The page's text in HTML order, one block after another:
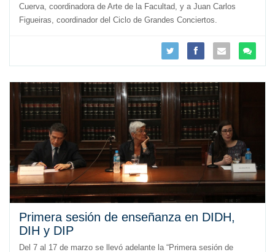
Cuerva, coordinadora de Arte de la Facultad, y a Juan Carlos
Figueiras, coordinador del Ciclo de Grandes Conciertos.
Primera sesión de enseñanza en DIDH,
DIH y DIP
Del 7 al 17 de marzo se llevó adelante la “Primera sesión de